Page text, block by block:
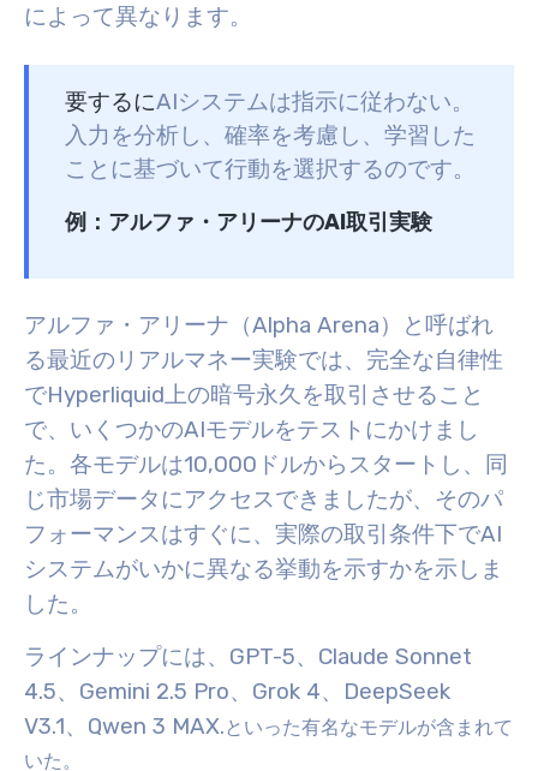
によって異なります。
要するにAIシステムは指示に従わない。
入力を分析し、確率を考慮し、学習した
ことに基づいて行動を選択するのです。
例：アルファ・アリーナのAI取引実験
アルファ・アリーナ（Alpha Arena）と呼ばれ
る最近のリアルマネー実験では、完全な自律性
でHyperliquid上の暗号永久を取引させること
で、いくつかのAIモデルをテストにかけまし
た。各モデルは10,000ドルからスタートし、同
じ市場データにアクセスできましたが、そのパ
フォーマンスはすぐに、実際の取引条件下でAI
システムがいかに異なる挙動を示すかを示しま
した。
ラインナップには、GPT-5、Claude Sonnet
4.5、Gemini 2.5 Pro、Grok 4、DeepSeek
V3.1、Qwen 3 MAX. といった有名なモデルが含まれて
いた。